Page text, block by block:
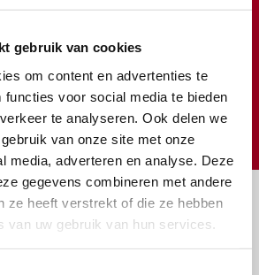
gebruik van cookies
om content en advertenties te
functies voor social media te bieden
te analyseren. Ook delen we
van onze site met onze
media, adverteren en analyse. Deze
gegevens combineren met andere
ze heeft verstrekt of die ze hebben
van uw gebruik van hun services.
we met uw extra gift doen?
Doneer